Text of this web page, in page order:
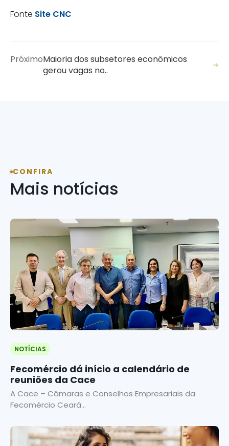
Fonte Site CNC
PróximoMaioria dos subsetores econômicos
gerou vagas no..
CONFIRA
Mais notícias
NOTÍCIAS
Fecomércio dá início a calendário de
reuniões da Cace
A Cace – Câmaras e Conselhos Empresariais da
Fecomércio Ceará...